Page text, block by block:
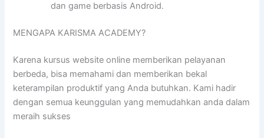
dan game berbasis Android.
MENGAPA KARISMA ACADEMY?
Karena kursus website online memberikan pelayanan
berbeda, bisa memahami dan memberikan bekal
keterampilan produktif yang Anda butuhkan. Kami hadir
dengan semua keunggulan yang memudahkan anda dalam
meraih sukses